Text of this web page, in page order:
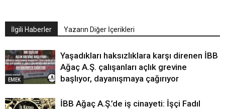
İlgili Haberler Yazarın Diğer İçerikleri
EMEK
Yaşadıkları haksızlıklara karşı direnen İBB
Ağaç A.Ş. çalışanları açlık grevine
başlıyor, dayanışmaya çağırıyor
İBB Ağaç A.Ş.’de iş cinayeti: İşçi Fadıl